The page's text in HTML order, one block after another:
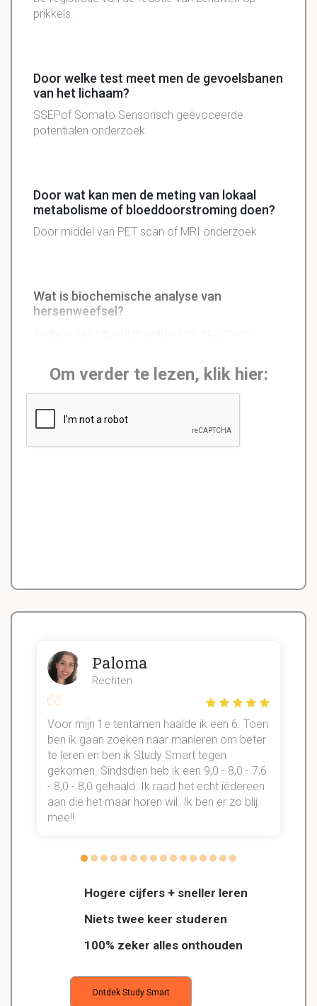
prikkels.
Door welke test meet men de gevoelsbanen
van het lichaam?
SSEPof Somato Sensorisch geëvoceerde
potentialen onderzoek.
Door wat kan men de meting van lokaal
metabolisme of bloeddoorstroming doen?
Door middel van PET scan of MRI onderzoek
Wat is biochemische analyse van
hersenweefsel?
Om verder te lezen, klik hier:
Hogere cijfers + sneller leren
Niets twee keer studeren
100% zeker alles onthouden
Ontdek Study Smart
Paloma
Rechten
Voor mijn 1e tentamen haalde ik een 6. Toen
ben ik gaan zoeken naar manieren om beter
te leren en ben ik Study Smart tegen
gekomen. Sindsdien heb ik een 9,0 - 8,0 - 7,6
- 8,0 - 8,0 gehaald. Ik raad het echt íédereen
aan die het maar horen wil. Ik ben er zo blij
mee!!